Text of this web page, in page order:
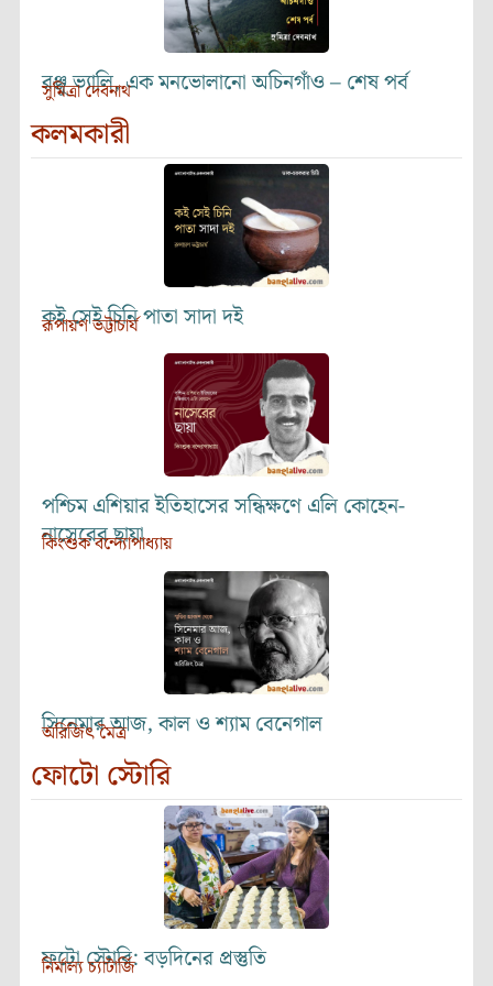
রঞ্জু ভ্যালি, এক মনভোলানো অচিনগাঁও – শেষ পর্ব
সুমিত্রা দেবনাথ
কলমকারী
কই সেই চিনি পাতা সাদা দই
রূপায়ণ ভট্টাচার্য
পশ্চিম এশিয়ার ইতিহাসের সন্ধিক্ষণে এলি কোহেন-
নাসেরের ছায়া
কিংশুক বন্দ্যোপাধ্যায়
সিনেমার আজ, কাল ও শ্যাম বেনেগাল
অরিজিৎ মৈত্র
ফোটো স্টোরি
ফটো স্টোরি: বড়দিনের প্রস্তুতি
নির্মাল্য চ্যাটার্জি